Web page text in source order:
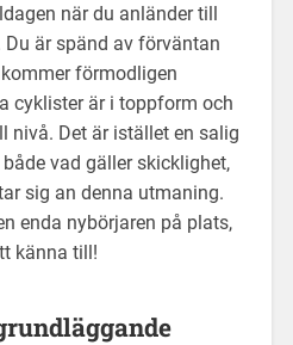
när du anländer till
är spänd av förväntan
förmodligen
cyklister är i toppform och
nivå. Det är istället en salig
vad gäller skicklighet,
sig an denna utmaning.
enda nybörjaren på plats,
känna till!